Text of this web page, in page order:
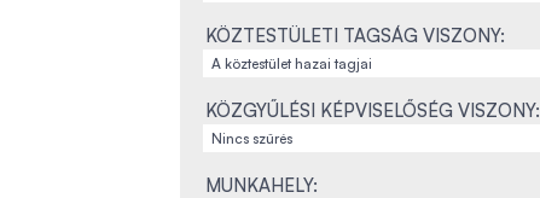
KÖZTESTÜLETI TAGSÁG VISZONY:
KÖZGYŰLÉSI KÉPVISELŐSÉG VISZONY:
MUNKAHELY: